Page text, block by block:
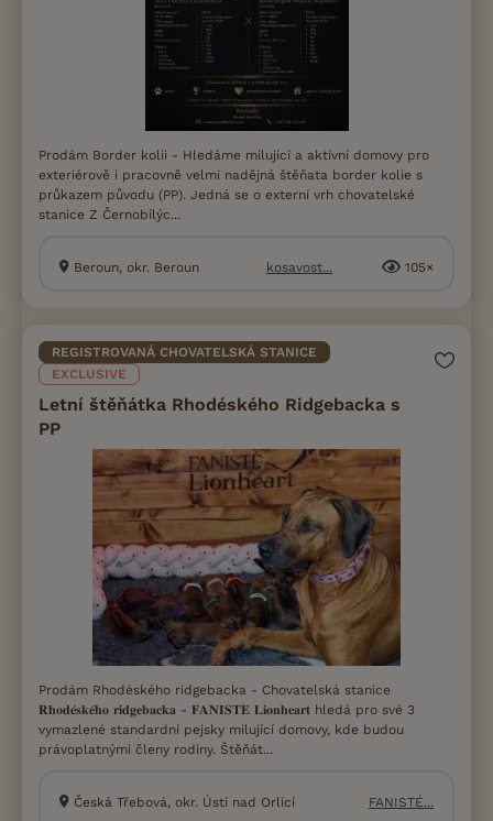
Prodám Border kolii - Hledáme milující a aktivní domovy pro
exteriérově i pracovně velmi nadějná štěňata border kolie s
průkazem původu (PP). Jedná se o externí vrh chovatelské
stanice Z Černobílýc...
Beroun, okr. Beroun kosavost... 105×
REGISTROVANÁ CHOVATELSKÁ STANICE
EXCLUSIVE
Letní štěňátka Rhodéského Ridgebacka s
PP
Prodám Rhodéského ridgebacka - Chovatelská stanice
𝐑𝐡𝐨𝐝𝐞́𝐬𝐤𝐞́𝐡𝐨 𝐫𝐢𝐝𝐠𝐞𝐛𝐚𝐜𝐤𝐚 - 𝐅𝐀𝐍𝐈𝐒𝐓𝐄 𝐋𝐢𝐨𝐧𝐡𝐞𝐚𝐫𝐭 hledá pro své 3
vymazlené standardní pejsky milující domovy, kde budou
právoplatnými členy rodiny. Štěňát...
Česká Třebová, okr. Ústí nad Orlicí FANISTÉ...